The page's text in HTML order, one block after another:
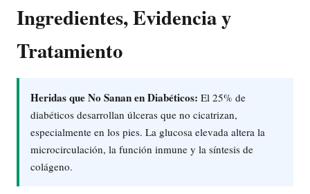
Ingredientes, Evidencia y
Tratamiento
Heridas que No Sanan en Diabéticos: El 25% de
diabéticos desarrollan úlceras que no cicatrizan,
especialmente en los pies. La glucosa elevada altera la
microcirculación, la función inmune y la síntesis de
colágeno.